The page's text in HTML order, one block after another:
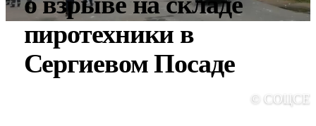
пиротехники в
Сергиевом Посаде
©